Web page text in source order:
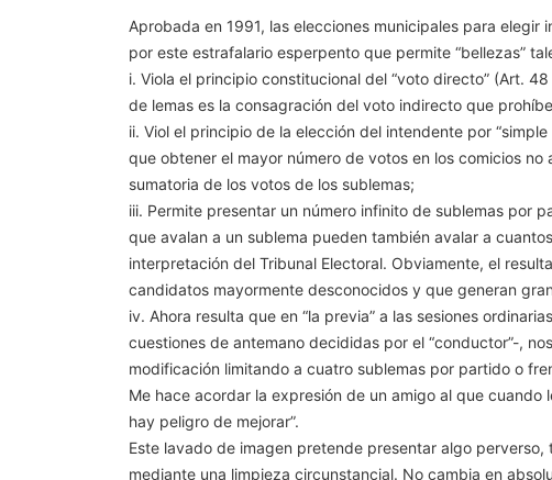
Aprobada en 1991, las elecciones municipales para elegir
por este estrafalario esperpento que permite “bellezas”
i. Viola el principio constitucional del “voto directo” (Art.
de lemas es la consagración del voto indirecto que
ii. Viol el principio de la elección del intendente por
que obtener el mayor número de votos en los comicios
sumatoria de los votos de los sublemas;
iii. Permite presentar un número infinito de sublemas por
que avalan a un sublema pueden también avalar a
interpretación del Tribunal Electoral. Obviamente, el
candidatos mayormente desconocidos y que generan
iv. Ahora resulta que en “la previa” a las sesiones
cuestiones de antemano decididas por el “conductor”-,
modificación limitando a cuatro sublemas por partido o
Me hace acordar la expresión de un amigo al que
hay peligro de mejorar”.
Este lavado de imagen pretende presentar algo
mediante una limpieza circunstancial. No cambia en